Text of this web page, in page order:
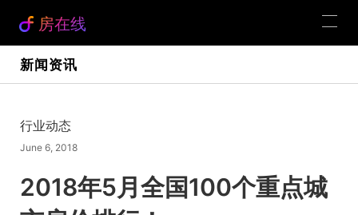
房在线
新闻资讯
行业动态
June 6, 2018
2018年5月全国100个重点城